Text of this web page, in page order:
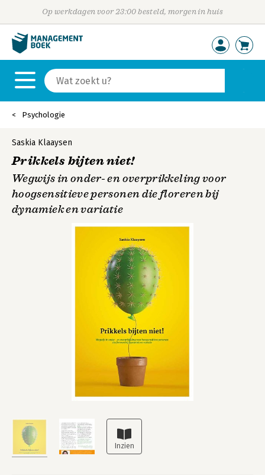
Op werkdagen voor 23:00 besteld, morgen in huis
Psychologie
Saskia Klaaysen
Prikkels bijten niet!
Wegwijs in onder- en overprikkeling voor
hoogsensitieve personen die floreren bij
dynamiek en variatie